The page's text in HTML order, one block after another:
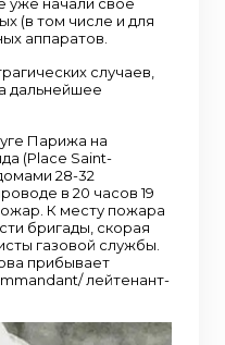
(в том числе и для
аппаратов.
случаев,
дальнейшее
Парижа на
(Place Saint-
28-32
в 20 часов 19
К месту пожара
бригады, скорая
газовой службы.
прибывает
лейтенант-